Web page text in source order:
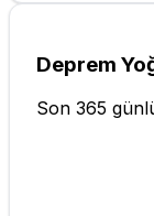
Deprem
Son 365